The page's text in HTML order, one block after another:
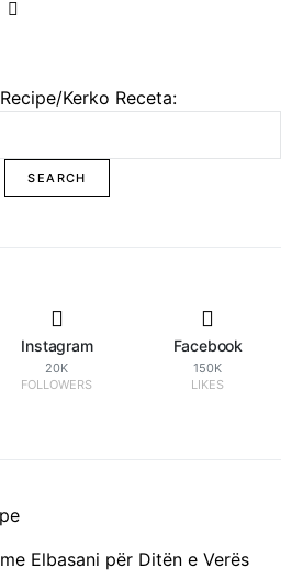
Kerko Receta:
Instagram
20K
FOLLOWERS
Facebook
150K
LIKES
Elbasani për Ditën e Verës